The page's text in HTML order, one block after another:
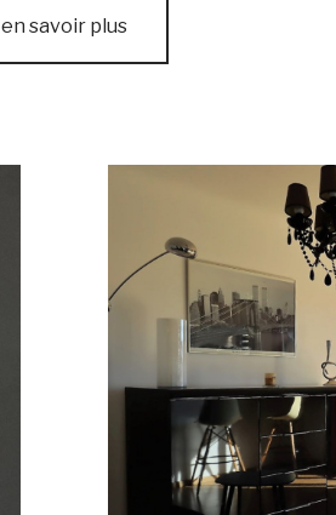
en savoir plus